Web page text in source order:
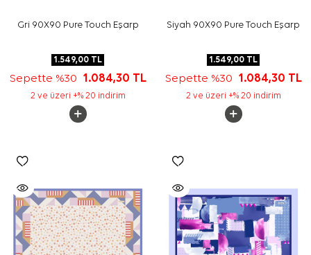
Gri 90X90 Pure Touch Eşarp
1.549,00 TL
Sepette %30 1.084,30 TL
2 ve üzeri +% 20 indirim
Siyah 90X90 Pure Touch Eşarp
1.549,00 TL
Sepette %30 1.084,30 TL
2 ve üzeri +% 20 indirim